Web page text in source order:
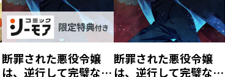
断罪された悪役令嬢
は、逆行して完璧な悪
断罪された悪役令嬢
は、逆行して完璧な悪